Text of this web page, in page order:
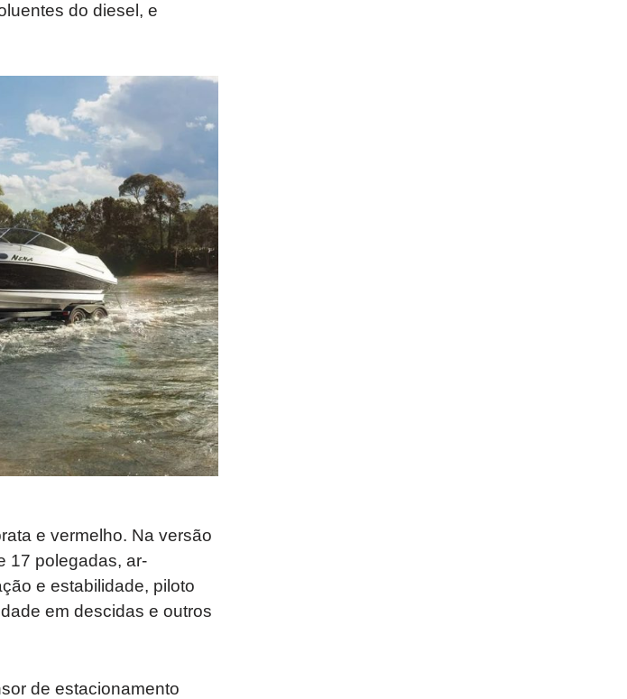
do diesel, e
e vermelho. Na versão
17 polegadas, ar-
e estabilidade, piloto
em descidas e outros
de estacionamento